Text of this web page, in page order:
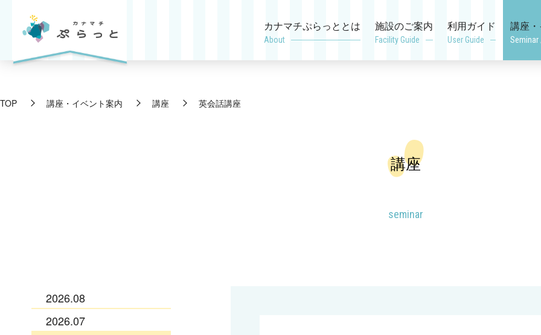
カナマチぷらっととは
About
施設のご案内
Facility Guide
利用ガイド
User Guide
講座
Seminar
TOP 講座・イベント案内 講座 英会話講座
講座
seminar
2026.08
2026.07